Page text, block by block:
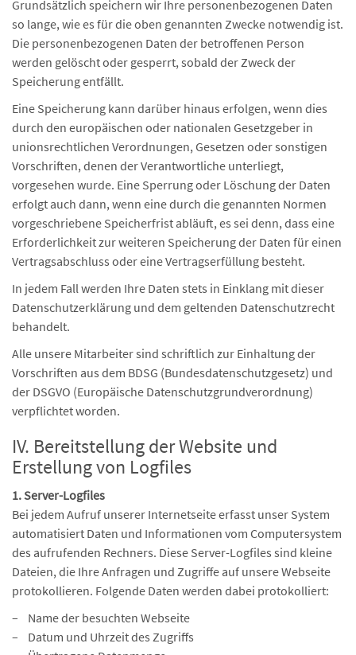
Grundsätzlich speichern wir Ihre personenbezogenen Daten
so lange, wie es für die oben genannten Zwecke notwendig ist.
Die personenbezogenen Daten der betroffenen Person
werden gelöscht oder gesperrt, sobald der Zweck der
Speicherung entfällt.
Eine Speicherung kann darüber hinaus erfolgen, wenn dies
durch den europäischen oder nationalen Gesetzgeber in
unionsrechtlichen Verordnungen, Gesetzen oder sonstigen
Vorschriften, denen der Verantwortliche unterliegt,
vorgesehen wurde. Eine Sperrung oder Löschung der Daten
erfolgt auch dann, wenn eine durch die genannten Normen
vorgeschriebene Speicherfrist abläuft, es sei denn, dass eine
Erforderlichkeit zur weiteren Speicherung der Daten für einen
Vertragsabschluss oder eine Vertragserfüllung besteht.
In jedem Fall werden Ihre Daten stets in Einklang mit dieser
Datenschutzerklärung und dem geltenden Datenschutzrecht
behandelt.
Alle unsere Mitarbeiter sind schriftlich zur Einhaltung der
Vorschriften aus dem BDSG (Bundesdatenschutzgesetz) und
der DSGVO (Europäische Datenschutzgrundverordnung)
verpflichtet worden.
IV. Bereitstellung der Website und
Erstellung von Logfiles
1. Server-Logfiles
Bei jedem Aufruf unserer Internetseite erfasst unser System
automatisiert Daten und Informationen vom Computersystem
des aufrufenden Rechners. Diese Server-Logfiles sind kleine
Dateien, die Ihre Anfragen und Zugriffe auf unsere Webseite
protokollieren. Folgende Daten werden dabei protokolliert:
– Name der besuchten Webseite
– Datum und Uhrzeit des Zugriffs